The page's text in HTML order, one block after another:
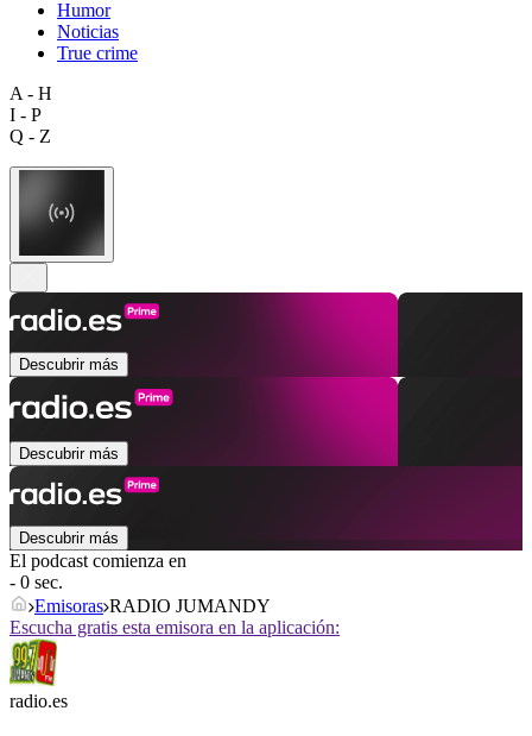
Humor
Noticias
True crime
A - H
I - P
Q - Z
Descubrir más
Descubrir más
Descubrir más
El podcast comienza en
- 0 sec.
Emisoras RADIO JUMANDY
Escucha gratis esta emisora en la aplicación:
radio.es